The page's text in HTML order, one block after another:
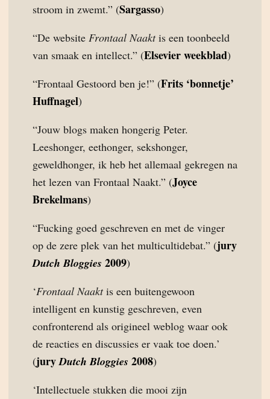
stroom in zwemt.” (Sargasso)
“De website Frontaal Naaktis een toonbeeld
van smaak en intellect.” (Elsevier weekblad)
“Frontaal Gestoord ben je!” (Frits ‘bonnetje’
Huffnagel)
“Jouw blogs maken hongerig Peter.
Leeshonger, eethonger, sekshonger,
geweldhonger, ik heb het allemaal gekregen na
het lezen van Frontaal Naakt.” (Joyce
Brekelmans)
“Fucking goed geschreven en met de vinger
op de zere plek van het multicultidebat.” (jury
Dutch Bloggies 2009)
‘Frontaal Naaktis een buitengewoon
intelligent en kunstig geschreven, even
confronterend als origineel weblog waar ook
de reacties en discussies er vaak toe doen.’
(juryDutch Bloggies 2008)
‘Intellectuele stukken die mooi zijn